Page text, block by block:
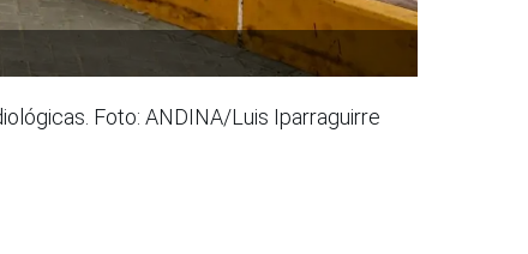
Foto: ANDINA/Luis Iparraguirre